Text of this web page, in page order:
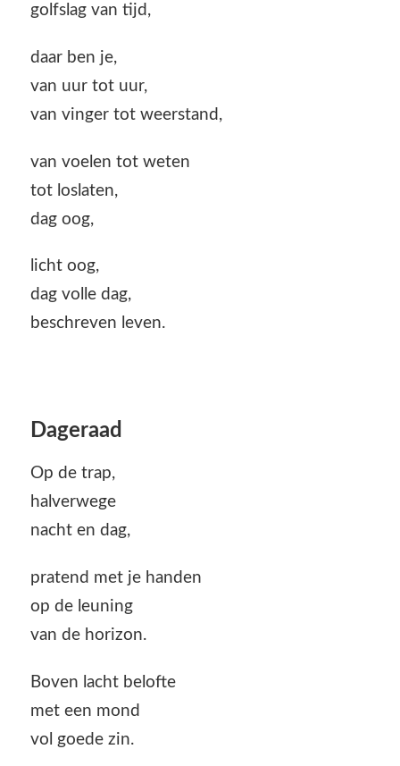
golfslag van tijd,
daar ben je,
van uur tot uur,
van vinger tot weerstand,
van voelen tot weten
tot loslaten,
dag oog,
licht oog,
dag volle dag,
beschreven leven.
Dageraad
Op de trap,
halverwege
nacht en dag,
pratend met je handen
op de leuning
van de horizon.
Boven lacht belofte
met een mond
vol goede zin.